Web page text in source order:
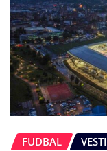
FUDBAL VESTI